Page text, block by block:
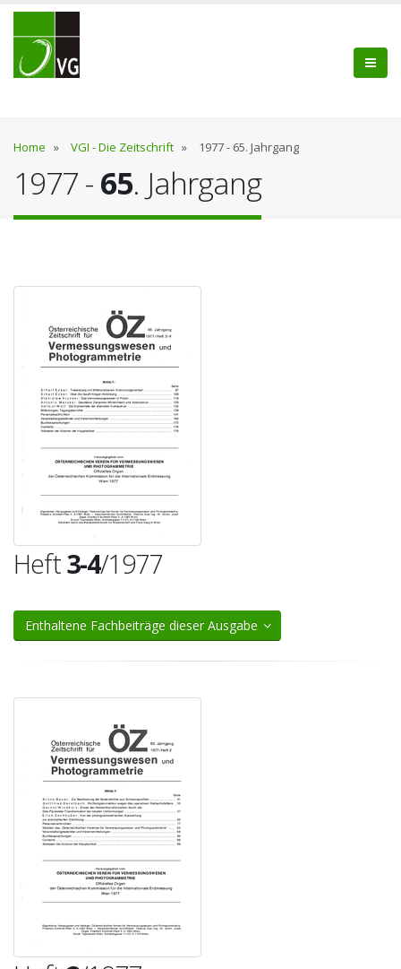
Home » VGI - Die Zeitschrift » 1977 - 65. Jahrgang
1977 -65. Jahrgang
Heft3-4/1977
Enthaltene Fachbeiträge dieser Ausgabe